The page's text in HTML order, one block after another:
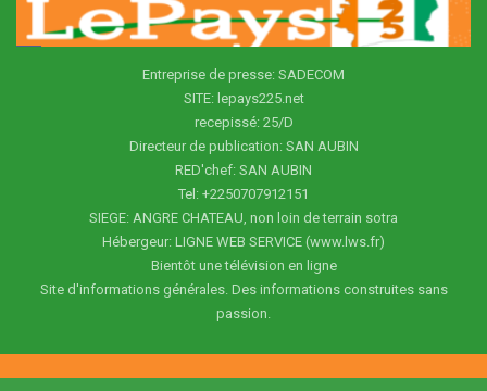
Entreprise de presse: SADECOM
SITE: lepays225.net
recepissé: 25/D
Directeur de publication: SAN AUBIN
RED'chef: SAN AUBIN
Tel: +2250707912151
SIEGE: ANGRE CHATEAU, non loin de terrain sotra
Hébergeur: LIGNE WEB SERVICE (www.lws.fr)
Bientôt une télévision en ligne
Site d'informations générales. Des informations construites sans
passion.